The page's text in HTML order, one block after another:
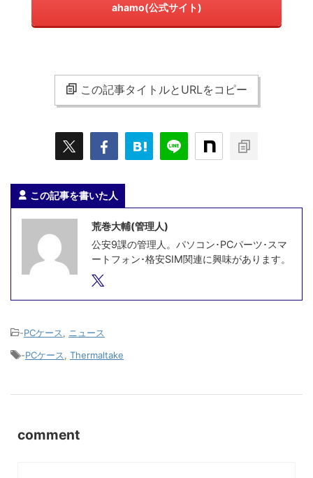
ahamo(公式サイト)
この記事タイトルとURLをコピー
この記事を書いた人
荒巻大輔(管理人)
公安9課の管理人。パソコン･PCパーツ･スマ
ートフォン･格安SIM関連に興味があります。
-PCケース
ニュース
-PCケース Thermaltake
comment